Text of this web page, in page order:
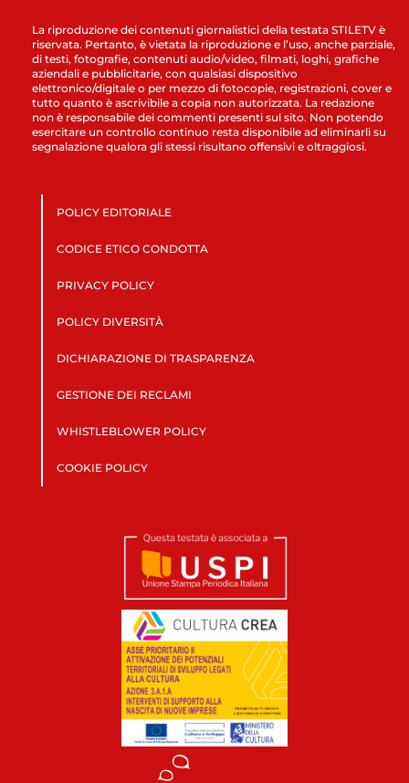
La riproduzione dei contenuti giornalistici della testata STILETV è
riservata. Pertanto, è vietata la riproduzione e l’uso, anche parziale,
di testi, fotografie, contenuti audio/video, filmati, loghi, grafiche
aziendali e pubblicitarie, con qualsiasi dispositivo
elettronico/digitale o per mezzo di fotocopie, registrazioni, cover e
tutto quanto è ascrivibile a copia non autorizzata. La redazione
non è responsabile dei commenti presenti sul sito. Non potendo
esercitare un controllo continuo resta disponibile ad eliminarli su
segnalazione qualora gli stessi risultano offensivi e oltraggiosi.
POLICY EDITORIALE
CODICE ETICO CONDOTTA
PRIVACY POLICY
POLICY DIVERSITÀ
DICHIARAZIONE DI TRASPARENZA
GESTIONE DEI RECLAMI
WHISTLEBLOWER POLICY
COOKIE POLICY